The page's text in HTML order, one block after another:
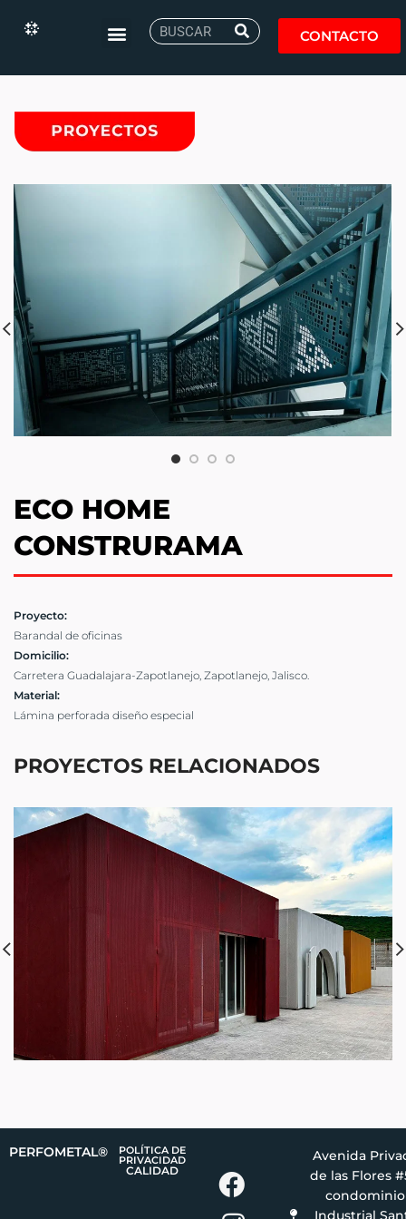
CONTACTO
ECO HOME
CONSTRURAMA
Proyecto:
Barandal de oficinas
Domicilio:
Carretera Guadalajara-Zapotlanejo, Zapotlanejo, Jalisco.
Material:
Lámina perforada diseño especial
PROYECTOS RELACIONADOS
PERFOMETAL® POLÍTICA DE
PRIVACIDAD
CALIDAD
Instagr
Avenida
de las Flores
condominio
Industrial